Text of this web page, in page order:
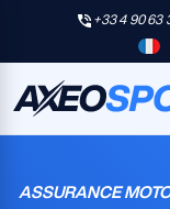
+33 4 90 63
ASSURANCE